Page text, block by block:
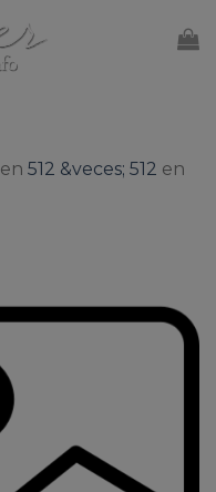
en 512 &veces; 512 en